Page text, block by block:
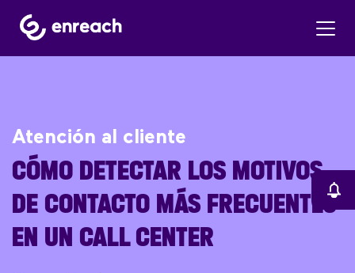
Atención al cliente
CÓMO DETECTAR LOS MOTIVOS
DE CONTACTO MÁS FRECUENTES
EN UN CALL CENTER